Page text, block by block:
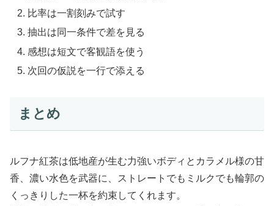
比率は一割刻みで試す
抽出は同一条件で差を見る
感想は短文で客観語を使う
次回の仮説を一行で添える
まとめ
ルフナ紅茶は低地産が生む力強いボディとカラメル様の甘
香、濃い水色を武器に、ストレートでもミルクでも輪郭の
くっきりした一杯を約束してくれます。